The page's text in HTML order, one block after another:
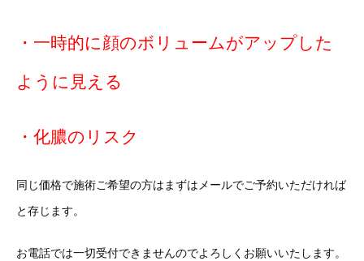
・一時的に顔のボリュームがアップした
ように見える
・化膿のリスク
同じ価格で施術ご希望の方はまずはメールでご予約いただければ
と存じます。
お電話では一切受付できませんのでよろしくお願いいたします。